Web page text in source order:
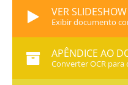
VER SLIDESHOW
Exibir documento
APÊNDICE AO
Converter OCR